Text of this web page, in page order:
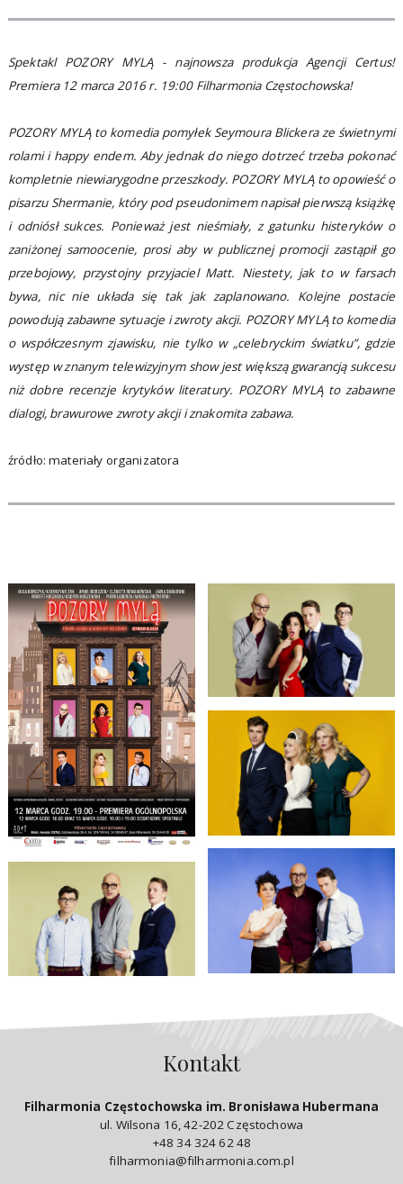
Spektakl POZORY MYLĄ - najnowsza produkcja Agencji Certus!
Premiera 12 marca 2016 r. 19:00 Filharmonia Częstochowska!
POZORY MYLĄ to komedia pomyłek Seymoura Blickera ze świetnymi
rolami i happy endem. Aby jednak do niego dotrzeć trzeba pokonać
kompletnie niewiarygodne przeszkody. POZORY MYLĄ to opowieść o
pisarzu Shermanie, który pod pseudonimem napisał pierwszą książkę
i odniósł sukces. Ponieważ jest nieśmiały, z gatunku histeryków o
zaniżonej samoocenie, prosi aby w publicznej promocji zastąpił go
przebojowy, przystojny przyjaciel Matt. Niestety, jak to w farsach
bywa, nic nie układa się tak jak zaplanowano. Kolejne postacie
powodują zabawne sytuacje i zwroty akcji. POZORY MYLĄ to komedia
o współczesnym zjawisku, nie tylko w „celebryckim światku”, gdzie
występ w znanym telewizyjnym show jest większą gwarancją sukcesu
niż dobre recenzje krytyków literatury. POZORY MYLĄ to zabawne
dialogi, brawurowe zwroty akcji i znakomita zabawa.
źródło: materiały organizatora
Kontakt
Filharmonia Częstochowska im. Bronisława Hubermana
ul. Wilsona 16, 42-202 Częstochowa
+48 34 324 62 48
filharmonia@filharmonia.com.pl